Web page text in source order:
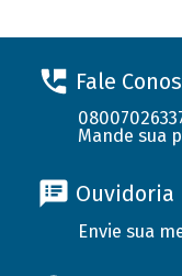
Fale
Mande sua
Ouvidoria
Envie sua